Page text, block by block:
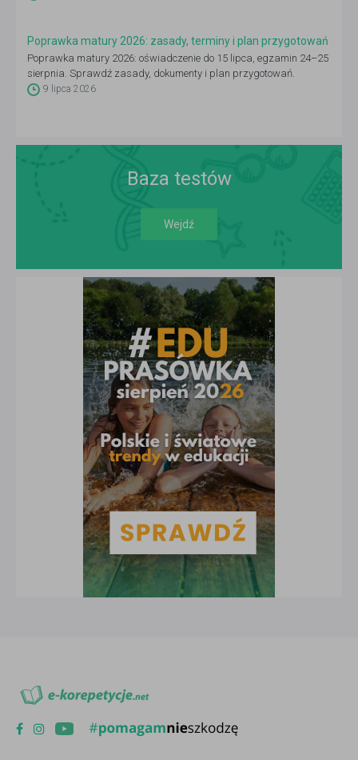
Poprawka matury 2026: zasady, terminy i plan przygotowań
Poprawka matury 2026: oświadczenie do 15 lipca, egzamin 24–25
sierpnia. Sprawdź zasady, dokumenty i plan przygotowań.
9 lipca 2026
Baza testów
Wejdź